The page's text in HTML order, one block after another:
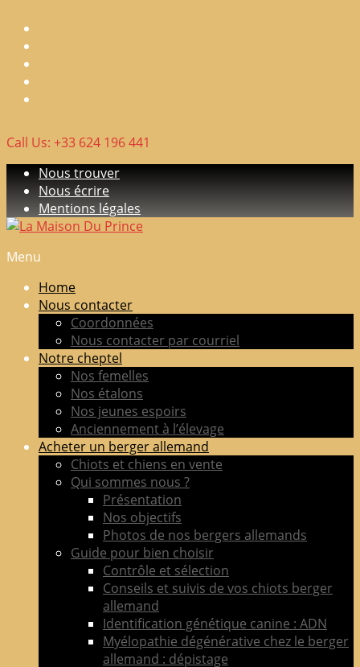
content
Call Us: +33 624 196 441
Nous trouver
Nous écrire
Mentions légales
La
Maison
Du
Prince
Elevage
allemand
adultes
Menu
Home
Nous contacter
Coordonnées
Nous contacter par courriel
Notre cheptel
Nos femelles
Nos étalons
Nos jeunes espoirs
Anciennement à l’élevage
Acheter un berger allemand
Chiots et chiens en vente
Qui sommes nous ?
Présentation
Nos objectifs
Photos de nos bergers allemands
Guide pour bien choisir
Contrôle et sélection
Conseils et suivis de vos chiots berger
allemand
Identification génétique canine : ADN
Myélopathie dégénérative chez le berger
allemand : dépistage